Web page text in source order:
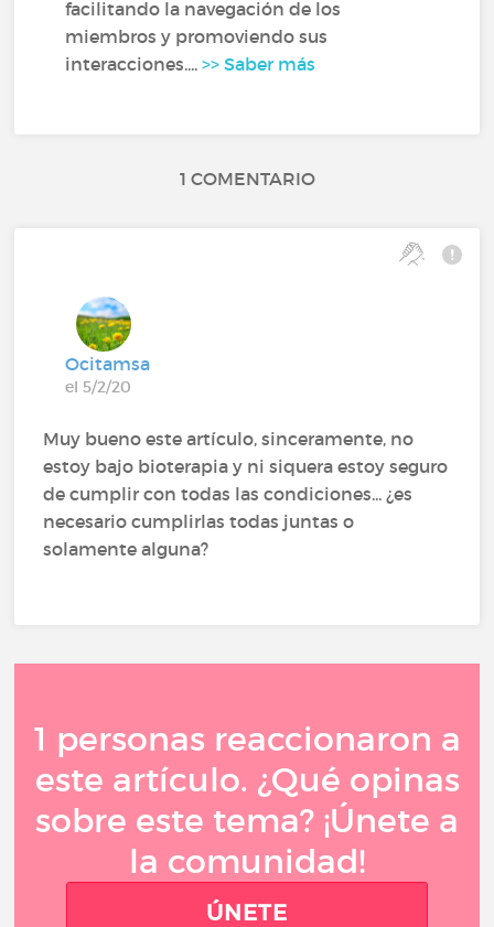
facilitando la navegación de los
miembros y promoviendo sus
interacciones....>> Saber más
1 COMENTARIO
Ocitamsa
el 5/2/20
Muy bueno este artículo, sinceramente, no
estoy bajo bioterapia y ni siquera estoy seguro
de cumplir con todas las condiciones... ¿es
necesario cumplirlas todas juntas o
solamente alguna?
1 personas reaccionaron a
este artículo. ¿Qué opinas
sobre este tema? ¡Únete a
la comunidad!
ÚNETE